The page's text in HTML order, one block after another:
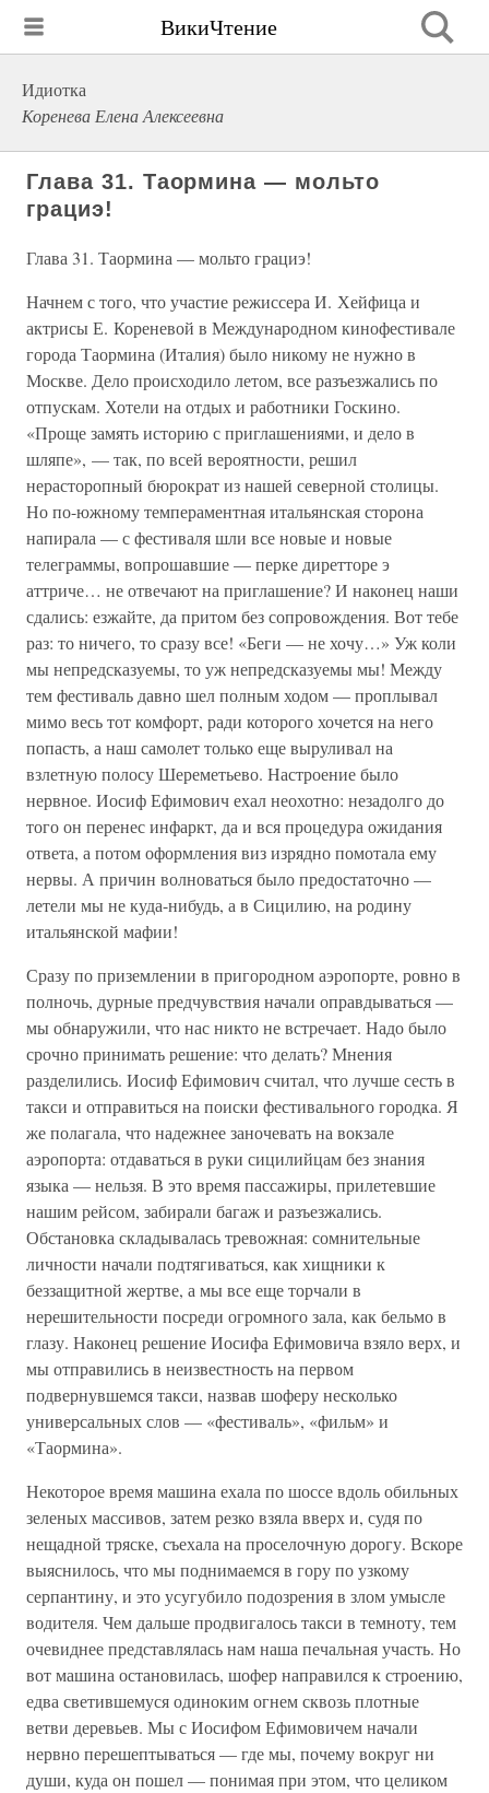
ВикиЧтение
Идиотка
Коренева Елена Алексеевна
Глава 31. Таормина — мольто
грациэ!
Глава 31. Таормина — мольто грациэ!
Начнем с того, что участие режиссера И. Хейфица и
актрисы Е. Кореневой в Международном кинофестивале
города Таормина (Италия) было никому не нужно в
Москве. Дело происходило летом, все разъезжались по
отпускам. Хотели на отдых и работники Госкино.
«Проще замять историю с приглашениями, и дело в
шляпе», — так, по всей вероятности, решил
нерасторопный бюрократ из нашей северной столицы.
Но по-южному темпераментная итальянская сторона
напирала — с фестиваля шли все новые и новые
телеграммы, вопрошавшие — перке диретторе э
аттриче… не отвечают на приглашение? И наконец наши
сдались: езжайте, да притом без сопровождения. Вот тебе
раз: то ничего, то сразу все! «Беги — не хочу…» Уж коли
мы непредсказуемы, то уж непредсказуемы мы! Между
тем фестиваль давно шел полным ходом — проплывал
мимо весь тот комфорт, ради которого хочется на него
попасть, а наш самолет только еще выруливал на
взлетную полосу Шереметьево. Настроение было
нервное. Иосиф Ефимович ехал неохотно: незадолго до
того он перенес инфаркт, да и вся процедура ожидания
ответа, а потом оформления виз изрядно помотала ему
нервы. А причин волноваться было предостаточно —
летели мы не куда-нибудь, а в Сицилию, на родину
итальянской мафии!
Сразу по приземлении в пригородном аэропорте, ровно в
полночь, дурные предчувствия начали оправдываться —
мы обнаружили, что нас никто не встречает. Надо было
срочно принимать решение: что делать? Мнения
разделились. Иосиф Ефимович считал, что лучше сесть в
такси и отправиться на поиски фестивального городка. Я
же полагала, что надежнее заночевать на вокзале
аэропорта: отдаваться в руки сицилийцам без знания
языка — нельзя. В это время пассажиры, прилетевшие
нашим рейсом, забирали багаж и разъезжались.
Обстановка складывалась тревожная: сомнительные
личности начали подтягиваться, как хищники к
беззащитной жертве, а мы все еще торчали в
нерешительности посреди огромного зала, как бельмо в
глазу. Наконец решение Иосифа Ефимовича взяло верх, и
мы отправились в неизвестность на первом
подвернувшемся такси, назвав шоферу несколько
универсальных слов — «фестиваль», «фильм» и
«Таормина».
Некоторое время машина ехала по шоссе вдоль обильных
зеленых массивов, затем резко взяла вверх и, судя по
нещадной тряске, съехала на проселочную дорогу. Вскоре
выяснилось, что мы поднимаемся в гору по узкому
серпантину, и это усугубило подозрения в злом умысле
водителя. Чем дальше продвигалось такси в темноту, тем
очевиднее представлялась нам наша печальная участь. Но
вот машина остановилась, шофер направился к строению,
едва светившемуся одиноким огнем сквозь плотные
ветви деревьев. Мы с Иосифом Ефимовичем начали
нервно перешептываться — где мы, почему вокруг ни
души, куда он пошел — понимая при этом, что целиком